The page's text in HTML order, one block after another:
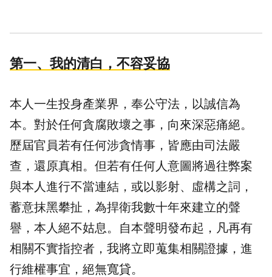
第一、我的清白，不容妥協
本人一生投身產業界，奉公守法，以誠信為
本。對於任何貪腐敗壞之事，向來深惡痛絕。
歷屆官員若有任何涉貪情事，皆應由司法嚴
查，還原真相。但若有任何人意圖將過往弊案
與本人進行不當連結，或以影射、虛構之詞，
蓄意抹黑攀扯，為捍衛我數十年來建立的聲
譽，本人絕不姑息。自本聲明發布起，凡再有
相關不實指控者，我將立即蒐集相關證據，進
行維權事宜，絕無寬貸。